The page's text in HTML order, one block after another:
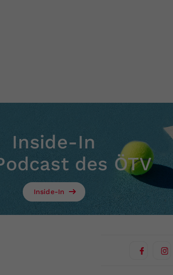
Inside-In
des ÖTV
Inside-In